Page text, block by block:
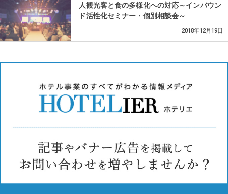
人観光客と食の多様化への対応～インバウン
ド活性化セミナー・個別相談会～
2018年12月19日